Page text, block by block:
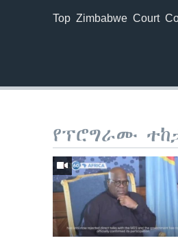
Top Zimbabwe Court
የፕሮግራሙ